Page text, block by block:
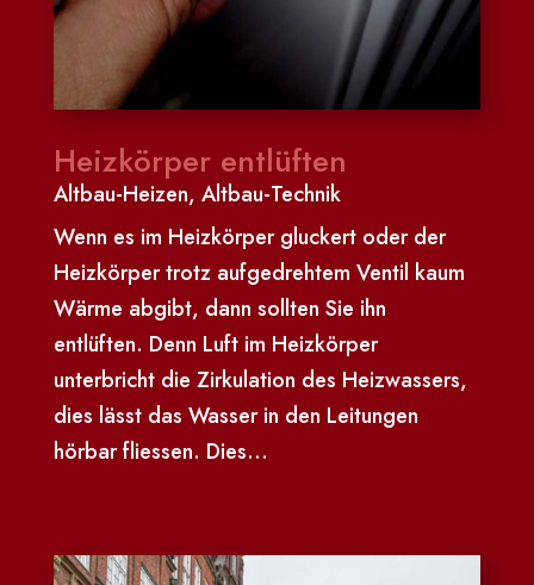
Heizkörper entlüften
Altbau-Heizen, Altbau-Technik
Wenn es im Heizkörper gluckert oder der
Heizkörper trotz aufgedrehtem Ventil kaum
Wärme abgibt, dann sollten Sie ihn
entlüften. Denn Luft im Heizkörper
unterbricht die Zirkulation des Heizwassers,
dies lässt das Wasser in den Leitungen
hörbar fliessen. Dies...